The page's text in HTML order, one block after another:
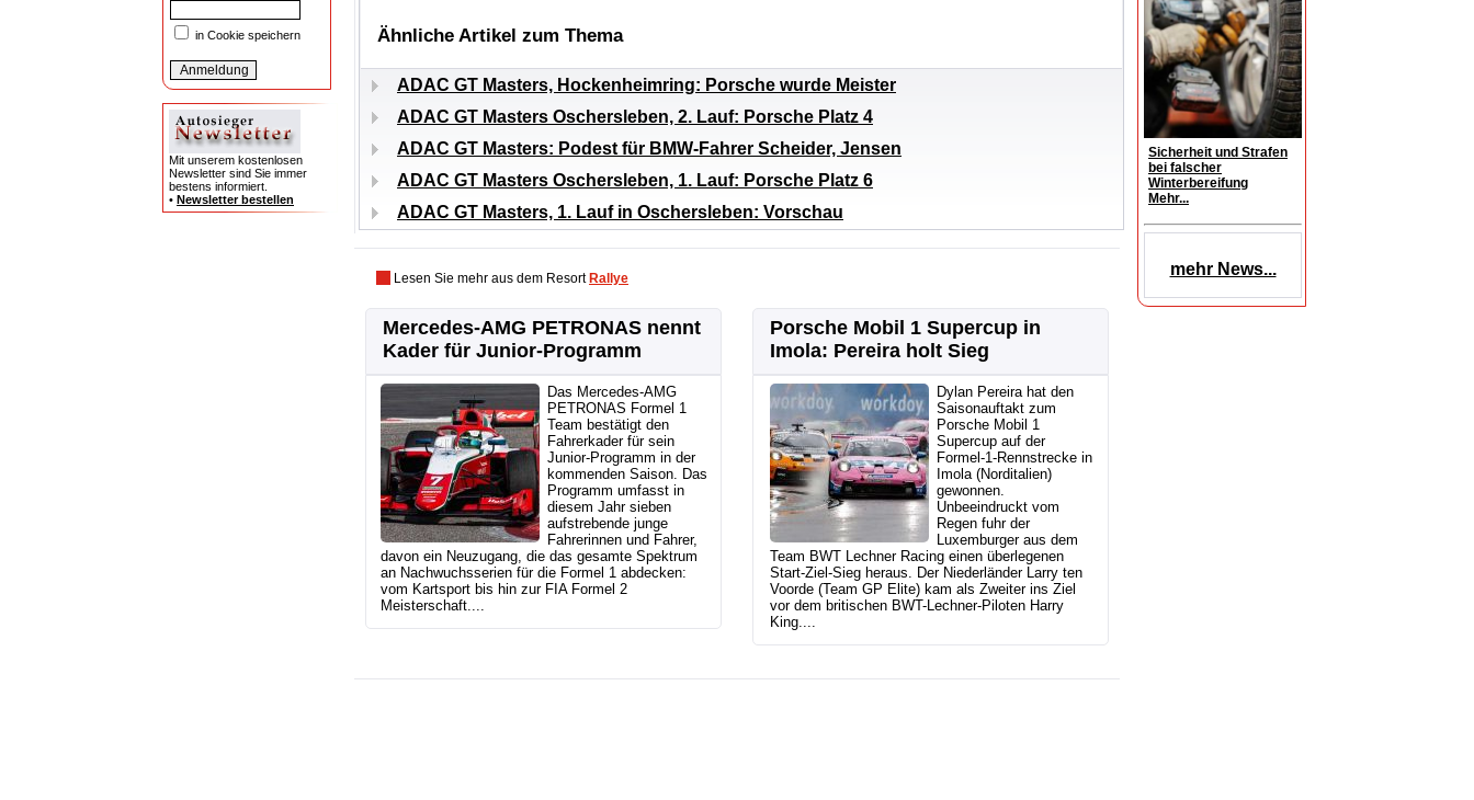
in Cookie speichern
Mit unserem kostenlosen
Newsletter sind Sie immer
bestens informiert.
• Newsletter bestellen
Sicherheit und Strafen
bei falscher
Winterbereifung
Mehr...
mehr News...
Ähnliche Artikel zum Thema
ADAC GT Masters, Hockenheimring: Porsche wurde Meister
ADAC GT Masters Oschersleben, 2. Lauf: Porsche Platz 4
ADAC GT Masters: Podest für BMW-Fahrer Scheider, Jensen
ADAC GT Masters Oschersleben, 1. Lauf: Porsche Platz 6
ADAC GT Masters, 1. Lauf in Oschersleben: Vorschau
Lesen Sie mehr aus dem Resort Rallye
Mercedes-AMG PETRONAS nennt
Kader für Junior-Programm
Das Mercedes-AMG
PETRONAS Formel 1
Team bestätigt den
Fahrerkader für sein
Junior-Programm in der
kommenden Saison. Das
Programm umfasst in
diesem Jahr sieben
aufstrebende junge
Fahrerinnen und Fahrer,
davon ein Neuzugang, die das gesamte Spektrum
an Nachwuchsserien für die Formel 1 abdecken:
vom Kartsport bis hin zur FIA Formel 2
Meisterschaft....
Porsche Mobil 1 Supercup in
Imola: Pereira holt Sieg
Dylan Pereira hat den
Saisonauftakt zum
Porsche Mobil 1
Supercup auf der
Formel-1-Rennstrecke in
Imola (Norditalien)
gewonnen.
Unbeeindruckt vom
Regen fuhr der
Luxemburger aus dem
Team BWT Lechner Racing einen überlegenen
Start-Ziel-Sieg heraus. Der Niederländer Larry ten
Voorde (Team GP Elite) kam als Zweiter ins Ziel
vor dem britischen BWT-Lechner-Piloten Harry
King....